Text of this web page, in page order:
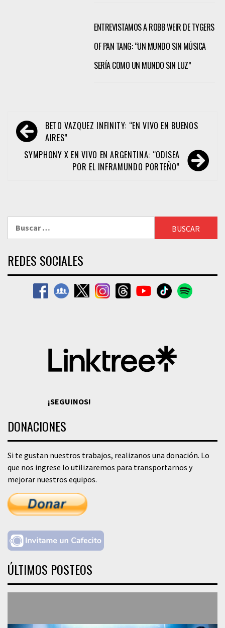
ENTREVISTAMOS A ROBB WEIR DE TYGERS
OF PAN TANG: “UN MUNDO SIN MÚSICA
SERÍA COMO UN MUNDO SIN LUZ”
Navegación
de
entradas
BETO VAZQUEZ INFINITY: “EN VIVO EN BUENOS
AIRES”
SYMPHONY X EN VIVO EN ARGENTINA: “ODISEA
POR EL INFRAMUNDO PORTEÑO”
REDES SOCIALES
¡SEGUINOS!
DONACIONES
Si te gustan nuestros trabajos, realizanos una donación. Lo
que nos ingrese lo utilizaremos para transportarnos y
mejorar nuestros equipos.
ÚLTIMOS POSTEOS